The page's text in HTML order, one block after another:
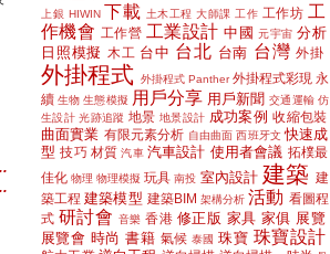
上銀 HIWIN 下載 土木工程 大師課 工作 工作坊 工
作機會 工作營 工業設計 中國 元宇宙 分析
日照模擬
木工 台中 台北 台南 台灣 外掛
外掛程式 外掛程式 Panther 外掛程式彩現 永
續 生物 生態模擬 用戶分享 用戶新聞 交通運輸 仿
生設計 光跡追蹤 地景 地景設計 成功案例 收縮包裝
曲面實業 有限元素分析 自由曲面 西班牙文 快速成
型 技巧 材質 汽車 汽車設計 使用者會議 拓樸最
佳化 物理 物理模擬 玩具 南投 室內設計 建築 建
築工程 建築模型 建築BIM 架構分析 活動 看圖程
式 研討會 音樂 香港 修正版 家具 家俱 展覽
展覽會 時尚 書籍 氣候 泰國 珠寶 珠寶設計